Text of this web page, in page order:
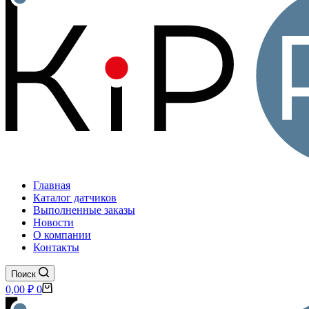
Главная
Каталог датчиков
Выполненные заказы
Новости
О компании
Контакты
Поиск
Корзина
0,00 ₽ 0